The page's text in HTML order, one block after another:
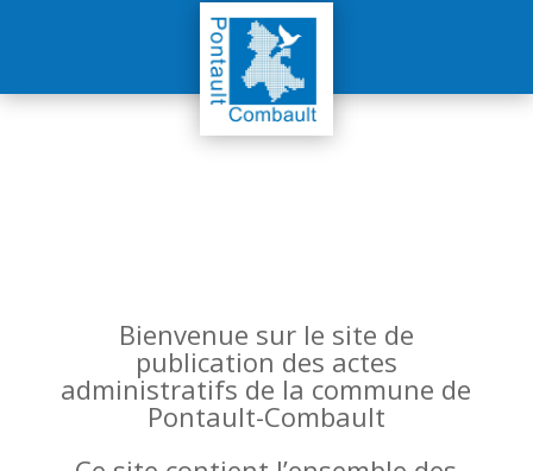
Bienvenue sur le site de
publication des actes
administratifs de la commune de
Pontault-Combault